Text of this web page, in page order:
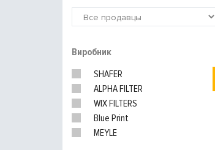
Виробник
SHAFER
ALPHA FILTER
WIX FILTERS
Blue Print
MEYLE